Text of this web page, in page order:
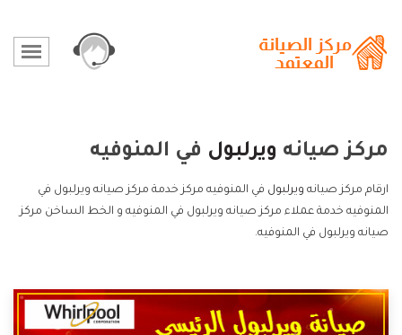
مركز صيانه ويرلبول في المنوفيه
ارقام مركز صيانه ويرلبول في المنوفيه مركز خدمة مركز صيانه ويرلبول في
المنوفيه خدمة عملاء مركز صيانه ويرلبول في المنوفيه و الخط الساخن مركز
صيانه ويرلبول في المنوفيه.